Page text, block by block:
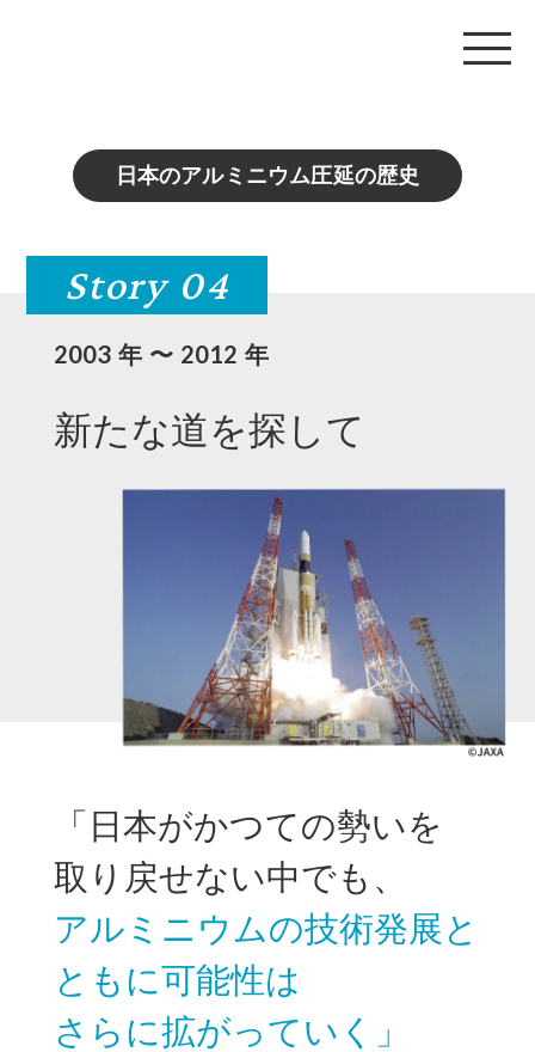
125 years of history
Story 01 1898-1944
Story 05 2013-
日本のアルミニウム圧延の歴史
Story 04
2003年 〜 2012 年
新たな道を探して
「日本がかつての勢いを
取り戻せない中でも、
アルミニウムの技術発展と
ともに可能性は
さらに拡がっていく」